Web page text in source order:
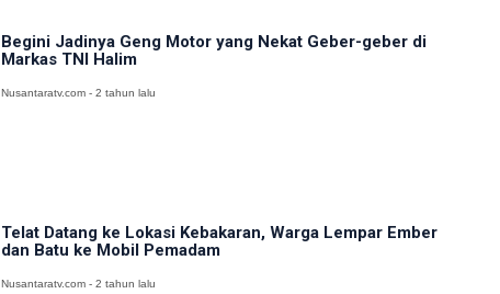
Begini Jadinya Geng Motor yang Nekat Geber-geber di
Markas TNI Halim
Nusantaratv.com - 2 tahun lalu
Telat Datang ke Lokasi Kebakaran, Warga Lempar Ember
dan Batu ke Mobil Pemadam
Nusantaratv.com - 2 tahun lalu